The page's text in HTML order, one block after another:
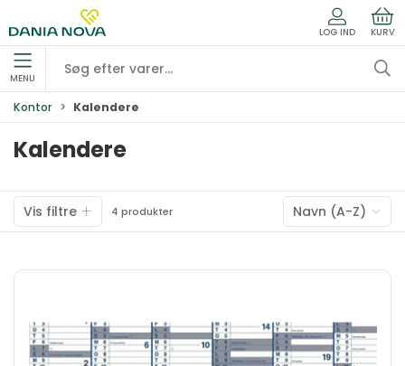
LOG IND KURV
MENU
Kontor Kalendere
Kalendere
Vis filtre 4 produkter Navn (A-Z)